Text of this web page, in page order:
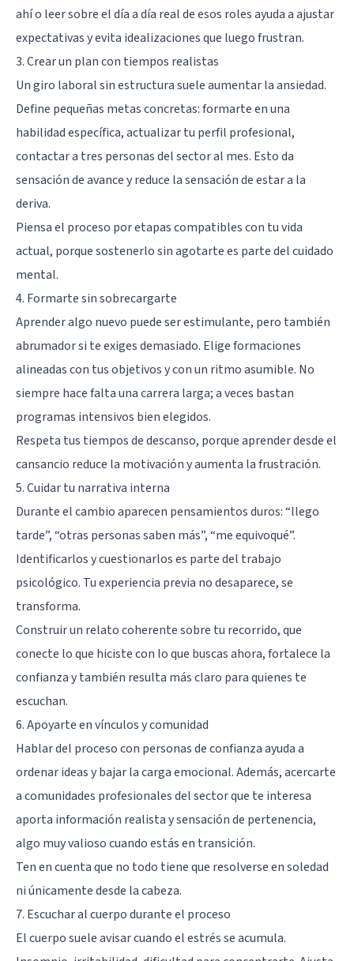
ahí o leer sobre el día a día real de esos roles ayuda a ajustar
expectativas y evita idealizaciones que luego frustran.
3. Crear un plan con tiempos realistas
Un giro laboral sin estructura suele aumentar la ansiedad.
Define pequeñas metas concretas: formarte en una
habilidad específica, actualizar tu perfil profesional,
contactar a tres personas del sector al mes. Esto da
sensación de avance y reduce la sensación de estar a la
deriva.
Piensa el proceso por etapas compatibles con tu vida
actual, porque sostenerlo sin agotarte es parte del cuidado
mental.
4. Formarte sin sobrecargarte
Aprender algo nuevo puede ser estimulante, pero también
abrumador si te exiges demasiado. Elige formaciones
alineadas con tus objetivos y con un ritmo asumible. No
siempre hace falta una carrera larga; a veces bastan
programas intensivos bien elegidos.
Respeta tus tiempos de descanso, porque aprender desde el
cansancio reduce la motivación y aumenta la frustración.
5. Cuidar tu narrativa interna
Durante el cambio aparecen pensamientos duros: “llego
tarde”, “otras personas saben más”, “me equivoqué”.
Identificarlos y cuestionarlos es parte del trabajo
psicológico. Tu experiencia previa no desaparece, se
transforma.
Construir un relato coherente sobre tu recorrido, que
conecte lo que hiciste con lo que buscas ahora, fortalece la
confianza y también resulta más claro para quienes te
escuchan.
6. Apoyarte en vínculos y comunidad
Hablar del proceso con personas de confianza ayuda a
ordenar ideas y bajar la carga emocional. Además, acercarte
a comunidades profesionales del sector que te interesa
aporta información realista y sensación de pertenencia,
algo muy valioso cuando estás en transición.
Ten en cuenta que no todo tiene que resolverse en soledad
ni únicamente desde la cabeza.
7. Escuchar al cuerpo durante el proceso
El cuerpo suele avisar cuando el estrés se acumula.